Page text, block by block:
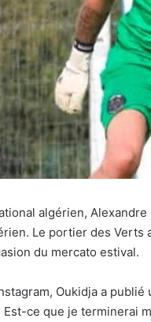
algérien,
Le portier des Verts
du mercato estival.
Oukidja a
ce que je terminerai